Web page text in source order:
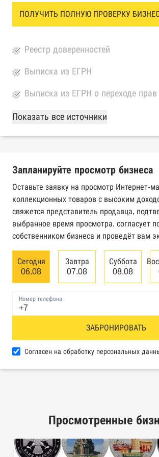
ПОЛУЧИТЬ ПОЛНУЮ ПРОВЕРКУ
Реестр доверенностей
Выписка из ЕГРН
Выписка из ЕГРН о переходе прав
База Росстата
Реестры ЕГРЮЛ и ЕГРИП
Реестр государственных
Федерального казначейства
Картотека арбитражных дел
арбитражного суда
Единый федеральный реестр
банкротстве юридических лиц
Реестр товарных знаков и
База исполнительного
Реестры лицензий: Росалкоголь,
Росздравнадзор, Рособрнадзор,
Роспотребнадзор,
Показать все источники
Запланируйте просмотр бизнеса
Оставьте заявку на просмотр Интернет-
коллекционных товаров с высоким
свяжется представитель продавца,
выбранное время просмотра, согласует
собственником бизнеса и проведёт вам
Сегодня
06.08
Завтра
07.08
Суббота
08.08
Номер телефона
ЗАБРОНИРОВАТЬ
Согласен на обработку персональных
Просмотренные